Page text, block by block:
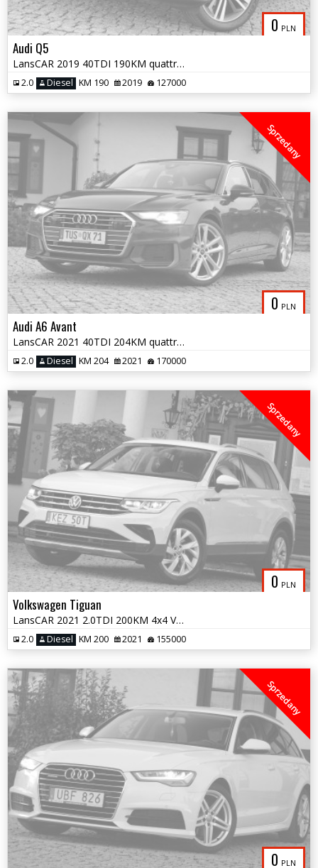
0 PLN
Audi Q5
LansCAR 2019 40TDI 190KM quattro SLine MatrixRadarNaviWebastoPdcLed F1
2.0 Diesel KM 190 2019 127000
0 PLN
Sprzedany
Audi A6 Avant
LansCAR 2021 40TDI 204KM quattro 2xSLine RadarKameraNaviSkóraPdcLed F1
2.0 Diesel KM 204 2021 170000
0 PLN
Sprzedany
Volkswagen Tiguan
LansCAR 2021 2.0TDI 200KM 4x4 VirtualCocpitAmbienteRadarKameraPdcLEDiQ
2.0 Diesel KM 200 2021 155000
0 PLN
Sprzedany